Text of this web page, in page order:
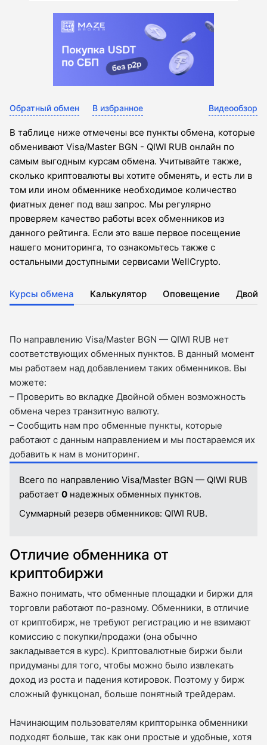
Обратный обмен В избранное Видеообзор
В таблице ниже отмечены все пункты обмена, которые
обменивают Visa/Master BGN - QIWI RUB онлайн по
самым выгодным курсам обмена. Учитывайте также,
сколько криптовалюты вы хотите обменять, и есть ли в
том или ином обменнике необходимое количество
фиатных денег под ваш запрос. Мы регулярно
проверяем качество работы всех обменников из
данного рейтинга. Если это ваше первое посещение
нашего мониторинга, то ознакомьтесь также с
остальными доступными сервисами WellCrypto.
Курсы обмена Калькулятор Оповещение
По направлению Visa/Master BGN — QIWI RUB нет
соответствующих обменных пунктов. В данный момент
мы работаем над добавлением таких обменников. Вы
можете:
– Проверить во вкладкe Двойной обмен возможность
обмена через транзитную валюту.
– Сообщить нам про обменные пункты, которые
работают с данным направлением и мы постараемся их
добавить к нам в мониторинг.
Всего по направлению Visa/Master BGN — QIWI RUB
работает 0 надежных обменных пунктов.
Суммарный резерв обменников: QIWI RUB.
Отличие обменника от
криптобиржи
Важно понимать, что обменные площадки и биржи для
торговли работают по-разному. Обменники, в отличие
от криптобирж, не требуют регистрацию и не взимают
комиссию с покупки/продажи (она обычно
закладывается в курс). Криптовалютные биржи были
придуманы для того, чтобы можно было извлекать
доход из роста и падения котировок. Поэтому у бирж
сложный функцонал, больше понятный трейдерам.
Начинающим пользователям крипторынка обменники
подходят больше, так как они простые и удобные, хотя